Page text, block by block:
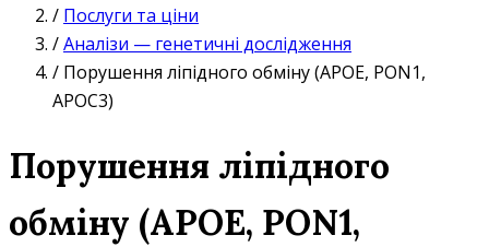
/ Послуги та ціни
/Аналізи — генетичні дослідження
/ Порушення ліпідного обміну (APOE, PON1,
APOC3)
Порушення ліпідного
обміну (APOE, PON1,